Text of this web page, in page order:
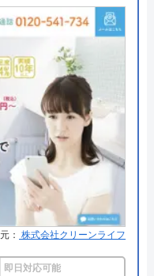
料
、クレジットカー
万件以上
点検・無料保証制度
公式HPでご確認ください
の理由
する水まわり修理サ
： 株式会社クリーンライフ
即日対応可能